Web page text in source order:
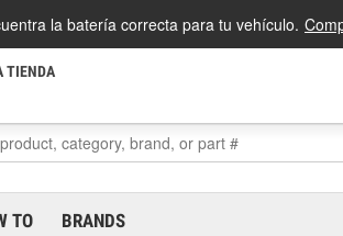
la batería correcta para tu vehículo.
TIENDA
TO BRANDS